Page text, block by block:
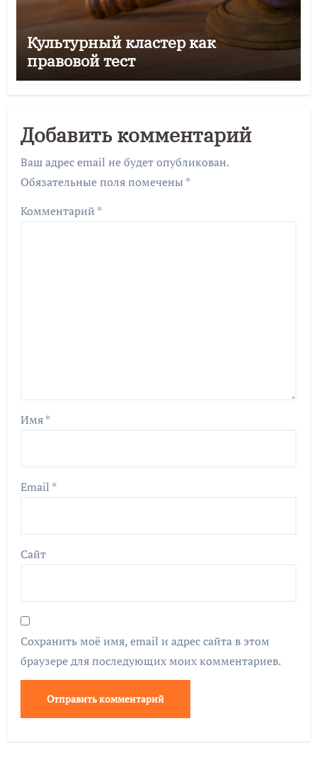
Культурный кластер как
правовой тест
Добавить комментарий
Ваш адрес email не будет опубликован.
Обязательные поля помечены *
Комментарий *
Имя*
Email *
Сайт
Сохранить моё имя, email и адрес сайта в этом
браузере для последующих моих комментариев.